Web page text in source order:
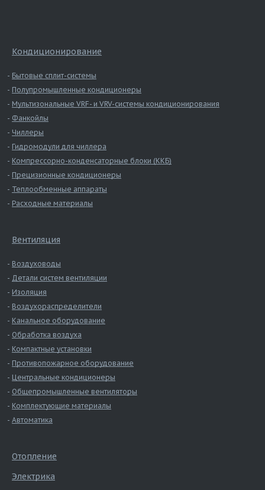
Кондиционирование
Бытовые сплит-системы
Полупромышленные кондиционеры
Мультизональные VRF- и VRV-системы кондиционирования
Фанкойлы
Чиллеры
Гидромодули для чиллера
Компрессорно-конденсаторные блоки (ККБ)
Прецизионные кондиционеры
Теплообменные аппараты
Расходные материалы
Вентиляция
Воздуховоды
Детали систем вентиляции
Изоляция
Воздухораспределители
Канальное оборудование
Обработка воздуха
Компактные установки
Противопожарное оборудование
Центральные кондиционеры
Общепромышленные вентиляторы
Комплектующие материалы
Автоматика
Отопление
Электрика